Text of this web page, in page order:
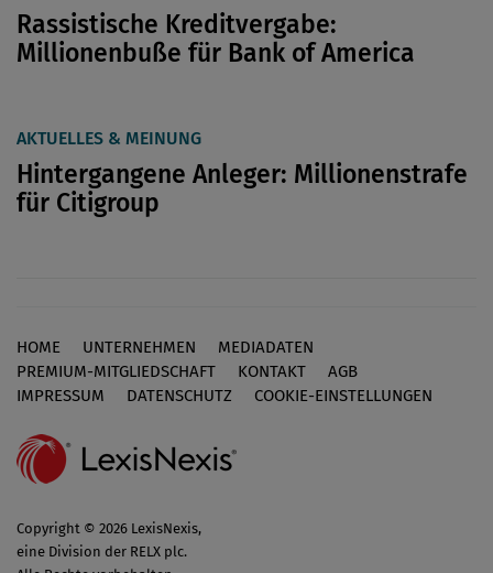
Rassistische Kreditvergabe:
Millionenbuße für Bank of America
AKTUELLES & MEINUNG
Hintergangene Anleger: Millionenstrafe
für Citigroup
Footer
HOME UNTERNEHMEN
MEDIADATEN
PREMIUM-MITGLIEDSCHAFT
KONTAKT
AGB
IMPRESSUM
DATENSCHUTZ COOKIE-EINSTELLUNGEN
Copyright © 2026 LexisNexis,
eine Division der RELX plc.